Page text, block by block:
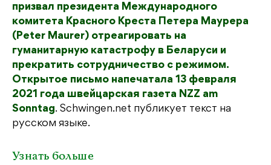
призвал президента Международного
комитета Красного Креста Петера Маурера
(Peter Maurer) отреагировать на
гуманитарную катастрофу в Беларуси и
прекратить сотрудничество с режимом.
Открытое письмо напечатала 13 февраля
2021 года швейцарская газета NZZ am
Sonntag. Schwingen.net публикует текст на
русском языке.
Узнать больше